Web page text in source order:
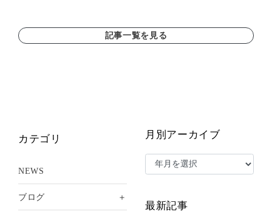
記事一覧を見る
カテゴリ
NEWS
ブログ ＋
月別アーカイブ
最新記事